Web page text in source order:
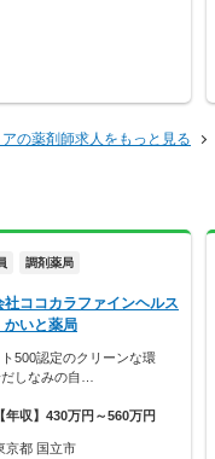
の薬剤師求人をもっと見る
調剤薬局
社ココカラファインヘルス
いと薬局
500認定のクリーンな環
しなみの自…
【年収】430万円～560万円
京都 国立市